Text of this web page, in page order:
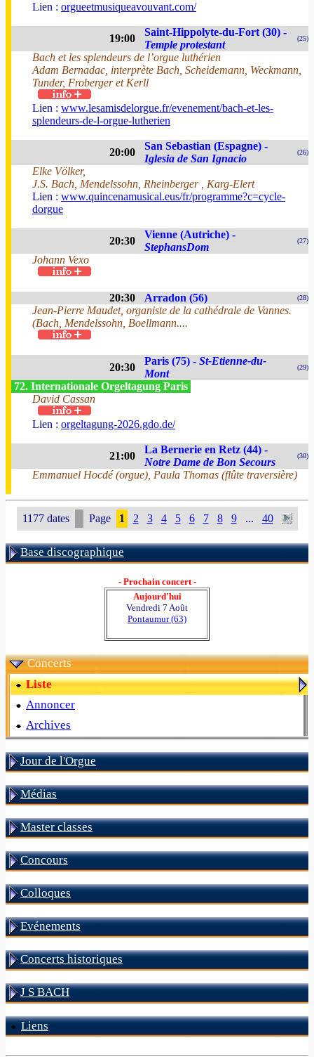
Lien : orgueetmusiqueavouvant.com/
19:00
Saint-Hippolyte-du-Fort (30) -
Temple protestant
(25)
Bach et les splendeurs de l’orgue luthérien
Adam Bernadac, interprète Bach, Scheidemann, Weckmann,
Tunder, Froberger et Kerll
Lien : www.lesamisdelorgue.fr/evenement/bach-et-les-
splendeurs-de-l-orgue-lutherien
20:00
San Sebastian (Espagne) -
Iglesia de San Ignacio
(26)
Elke Völker,
J.S. Bach, Mendelssohn, Rheinberger , Karg-Elert
Lien : www.quincenamusical.eus/fr/programme?c=cycle-
dorgue
20:30
Vienne (Autriche) -
StephansDom
(27)
Johann Vexo
20:30 Arradon (56) (28)
Jean-Pierre Maudet, organiste de la cathédrale de Vannes.
(Bach, Mendelssohn, Boellmann....
20:30
Paris (75) - St-Etienne-du-
Mont
(29)
72. Internationale Orgeltagung Paris
David Cassan
Lien : orgeltagung-2026.gdo.de/
21:00
La Bernerie en Retz (44) -
Notre Dame de Bon Secours
(30)
Emmanuel Hocdé (orgue), Paula Thomas (flûte traversière)
1177 dates Page 1 2 3 4 5 6 7 8 9 ... 40
Base discographique
- Prochain concert -
Aujourd'hui
Vendredi 7 Août
Pontaumur (63)
Concerts
Liste
Annoncer
Archives
Jour de l'Orgue
Médias
Master classes
Concours
Colloques
Evénements
Concerts historiques
J S BACH
Liens